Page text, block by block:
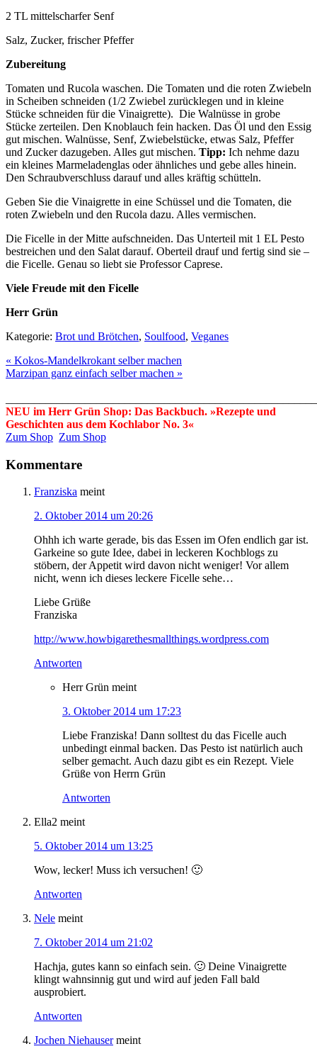
2 TL mittelscharfer Senf
Salz, Zucker, frischer Pfeffer
Zubereitung
Tomaten und Rucola waschen. Die Tomaten und die roten Zwiebeln
in Scheiben schneiden (1/2 Zwiebel zurücklegen und in kleine
Stücke schneiden für die Vinaigrette). Die Walnüsse in grobe
Stücke zerteilen. Den Knoblauch fein hacken. Das Öl und den Essig
gut mischen. Walnüsse, Senf, Zwiebelstücke, etwas Salz, Pfeffer
und Zucker dazugeben. Alles gut mischen. Tipp: Ich nehme dazu
ein kleines Marmeladenglas oder ähnliches und gebe alles hinein.
Den Schraubverschluss darauf und alles kräftig schütteln.
Geben Sie die Vinaigrette in eine Schüssel und die Tomaten, die
roten Zwiebeln und den Rucola dazu. Alles vermischen.
Die Ficelle in der Mitte aufschneiden. Das Unterteil mit 1 EL Pesto
bestreichen und den Salat darauf. Oberteil drauf und fertig sind sie –
die Ficelle. Genau so liebt sie Professor Caprese.
Viele Freude mit den Ficelle
Herr Grün
Kategorie: Brot und Brötchen, Soulfood, Veganes
« Kokos-Mandelkrokant selber machen
Marzipan ganz einfach selber machen »
NEU im Herr Grün Shop: Das Backbuch. »Rezepte und
Geschichten aus dem Kochlabor No. 3«
Zum Shop Zum Shop
Kommentare
Franziska meint
2. Oktober 2014 um 20:26
Ohhh ich warte gerade, bis das Essen im Ofen endlich gar ist.
Garkeine so gute Idee, dabei in leckeren Kochblogs zu
stöbern, der Appetit wird davon nicht weniger! Vor allem
nicht, wenn ich dieses leckere Ficelle sehe…
Liebe Grüße
Franziska
http://www.howbigarethesmallthings.wordpress.com
Antworten
Herr Grün meint
3. Oktober 2014 um 17:23
Liebe Franziska! Dann solltest du das Ficelle auch
unbedingt einmal backen. Das Pesto ist natürlich auch
selber gemacht. Auch dazu gibt es ein Rezept. Viele
Grüße von Herrn Grün
Antworten
Ella2 meint
5. Oktober 2014 um 13:25
Wow, lecker! Muss ich versuchen! 🙂
Antworten
Nele meint
7. Oktober 2014 um 21:02
Hachja, gutes kann so einfach sein. 🙂 Deine Vinaigrette
klingt wahnsinnig gut und wird auf jeden Fall bald
ausprobiert.
Antworten
Jochen Niehauser meint